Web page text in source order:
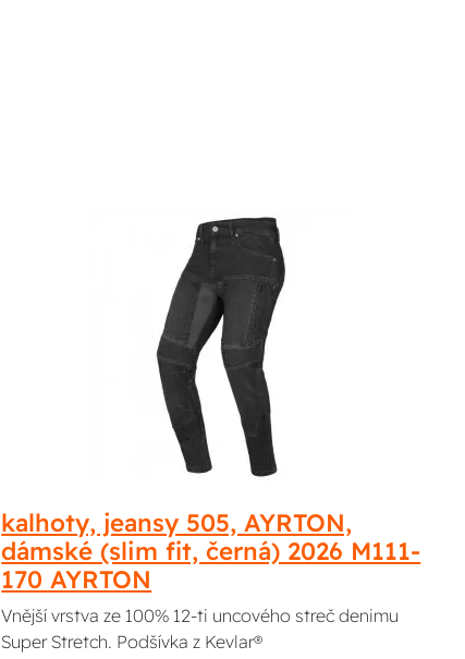
kalhoty, jeansy 505, AYRTON,
dámské (slim fit, černá) 2026 M111-
170 AYRTON
Vnější vrstva ze 100% 12-ti uncového streč denimu
Super Stretch. Podšívka z Kevlar®